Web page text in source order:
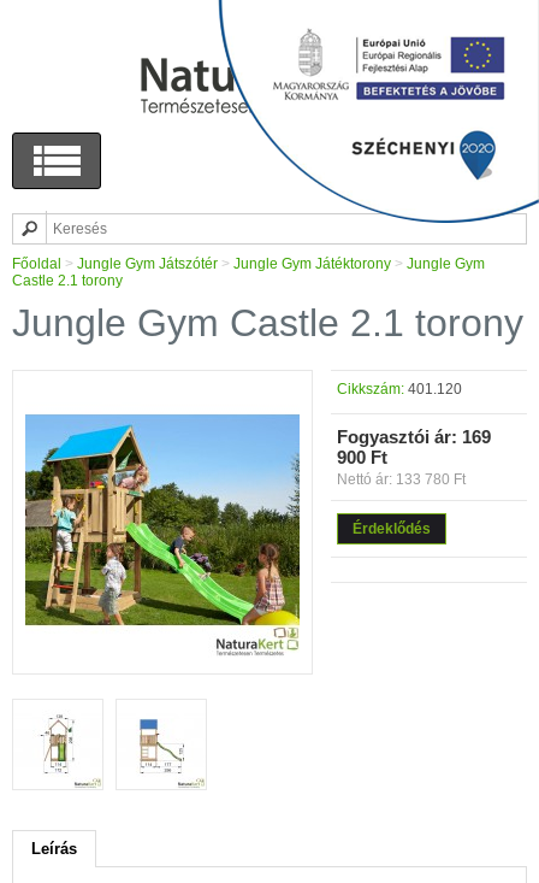
Főoldal > Jungle Gym Játszótér > Jungle Gym Játéktorony > Jungle Gym
Castle 2.1 torony
Jungle Gym Castle 2.1 torony
Cikkszám: 401.120
Fogyasztói ár: 169
900 Ft
Nettó ár: 133 780 Ft
Érdeklődés
Leírás